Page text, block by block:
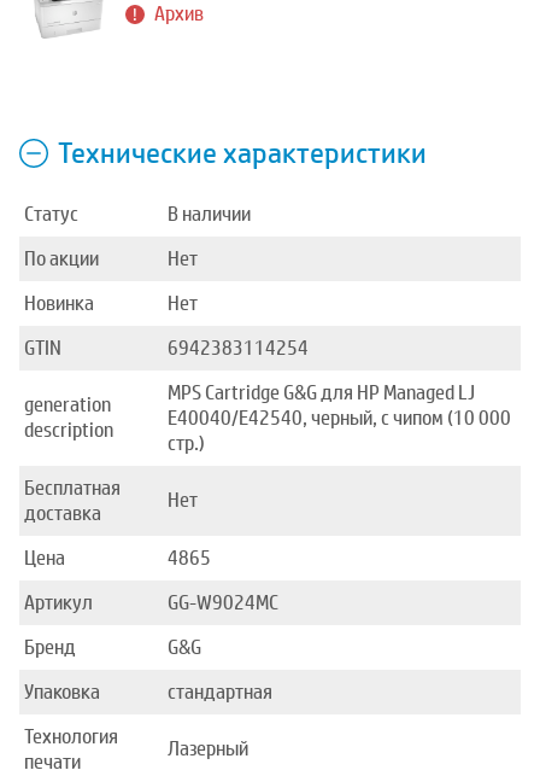
Архив
Технические характеристики
Статус
В наличии
По акции
Нет
Новинка
Нет
GTIN
6942383114254
generation
description
MPS Cartridge G&G для HP Managed LJ
E40040/E42540, черный, с чипом (10 000
стр.)
Бесплатная
доставка
Нет
Цена
4865
Артикул
GG-W9024MC
Бренд
G&G
Упаковка
стандартная
Технология
печати
Лазерный